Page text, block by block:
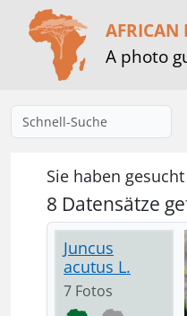
AFRICAN
A photo
Sie haben gesucht
8 Datensätze
Juncus
acutus L.
7 Fotos